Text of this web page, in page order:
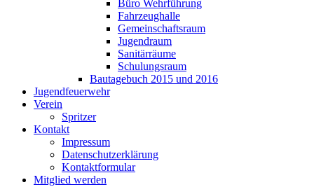
Büro Wehrführung
Fahrzeughalle
Gemeinschaftsraum
Jugendraum
Sanitärräume
Schulungsraum
Bautagebuch 2015 und 2016
Jugendfeuerwehr
Verein
Spritzer
Kontakt
Impressum
Datenschutzerklärung
Kontaktformular
Mitglied werden